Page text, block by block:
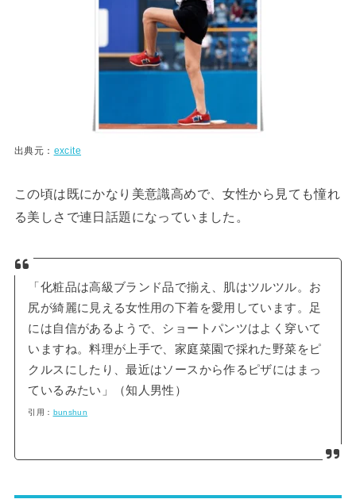
出典元： excite
この頃は既にかなり美意識高めで、女性から見ても憧れ
る美しさで連日話題になっていました。
「化粧品は高級ブランド品で揃え、肌はツルツル。お
尻が綺麗に見える女性用の下着を愛用しています。足
には自信があるようで、ショートパンツはよく穿いて
いますね。料理が上手で、家庭菜園で採れた野菜をピ
クルスにしたり、最近はソースから作るピザにはまっ
ているみたい」（知人男性）
引用： bunshun